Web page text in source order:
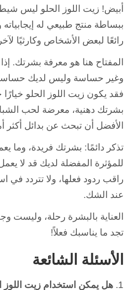
أبيض! زيت اللوز الحلو ليس
ببساطة منتج طبيعي له
رائعًا لبعض الأشخاص وكارثيًا
المفتاح هنا هو معرفة بشرتك.
وغير حساسة وليس لديك
فقد يكون زيت اللوز الحلو خيارًا
بشرتك دهنية، معرضة لحب
الأفضل أن تبحث عن بدائل أكثر
تذكر دائمًا: بشرتك فريدة، وما
للمؤثرة المفضلة لديك قد لا
راقب ردود فعلها، ولا تتردد في
عند الشك.
العناية بالبشرة رحلة، وليست
تجد ما يناسبك فعلاً!
الأسئلة الشائعة
1. هل يمكن استخدام زيت اللوز